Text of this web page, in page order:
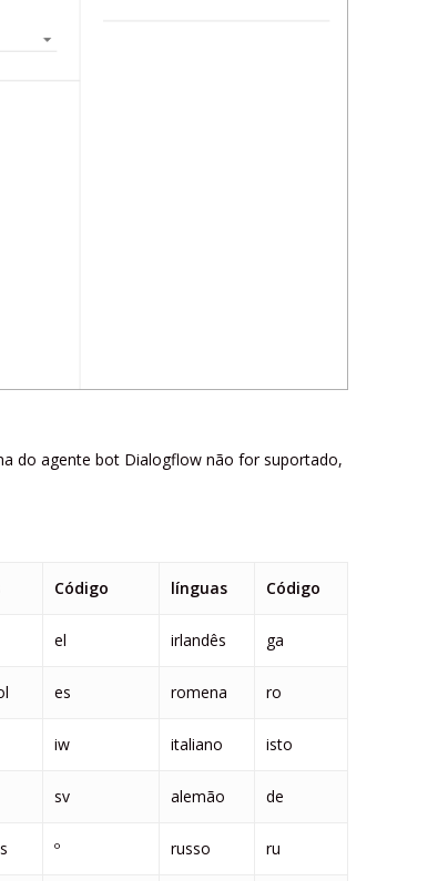
do agente bot Dialogflow não for suportado,
Código línguas Código
el irlandês ga
es romena ro
iw italiano isto
sv alemão de
º russo ru